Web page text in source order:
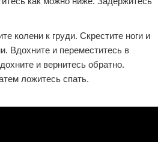
колени к груди. Скрестите ноги и
Вдохните и переместитесь в
и вернитесь обратно.
ложитесь спать.